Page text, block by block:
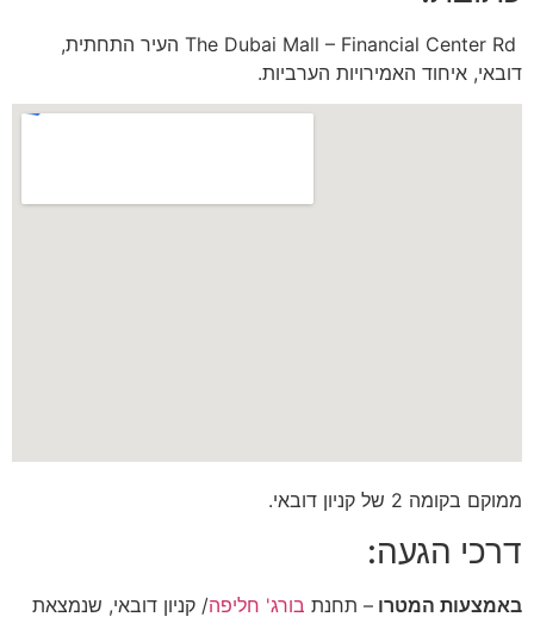
The Dubai Mall – Financial Center Rd העיר התחתית,
דובאי, איחוד האמירויות הערביות.
ממוקם בקומה 2 של קניון דובאי.
דרכי הגעה:
באמצעות המטרו – תחנת בורג' חליפה/ קניון דובאי, שנמצאת